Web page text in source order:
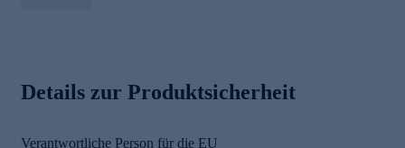
Details zur Produktsicherheit
Verantwortliche Person für die EU